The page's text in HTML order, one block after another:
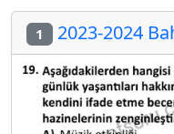
1 2023-2024